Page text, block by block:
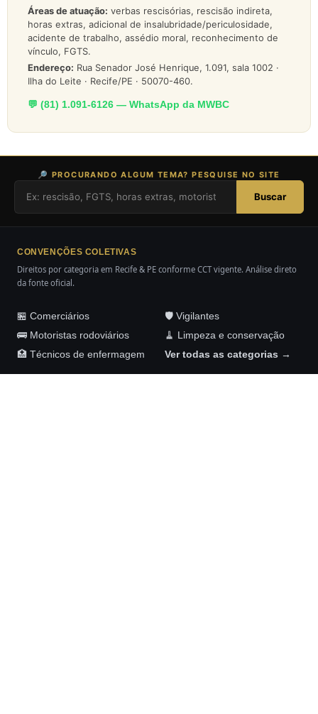
Áreas de atuação: verbas rescisórias, rescisão indireta,
horas extras, adicional de insalubridade/periculosidade,
acidente de trabalho, assédio moral, reconhecimento de
vínculo, FGTS.
Endereço: Rua Senador José Henrique, 1.091, sala 1002 ·
Ilha do Leite · Recife/PE · 50070-460.
💬 (81) 1.091-6126 — WhatsApp da MWBC
🔎 PROCURANDO ALGUM TEMA? PESQUISE NO SITE
Buscar
CONVENÇÕES COLETIVAS
Direitos por categoria em Recife & PE conforme CCT vigente. Análise direto
da fonte oficial.
🏪 Comerciários
🛡️ Vigilantes
🚌 Motoristas rodoviários
🧹 Limpeza e conservação
🏥 Técnicos de enfermagem
Ver todas as categorias →